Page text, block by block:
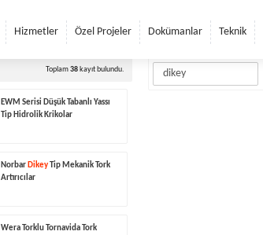
Hizmetler Özel Projeler Dokümanlar Teknik
Toplam38kayıt bulundu.
EWM Serisi Düşük Tabanlı Yassı
Tip Hidrolik Krikolar
Norbar DikeyTip Mekanik Tork
Artırıcılar
Wera Torklu Tornavida Tork